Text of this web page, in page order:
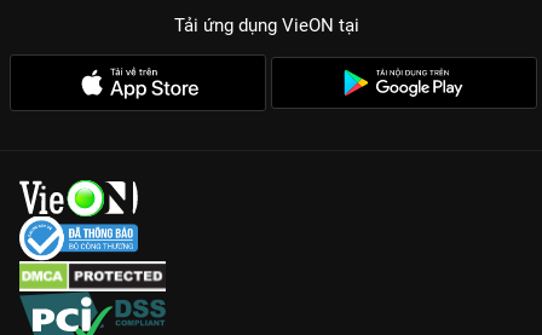
Tải ứng dụng VieON tại